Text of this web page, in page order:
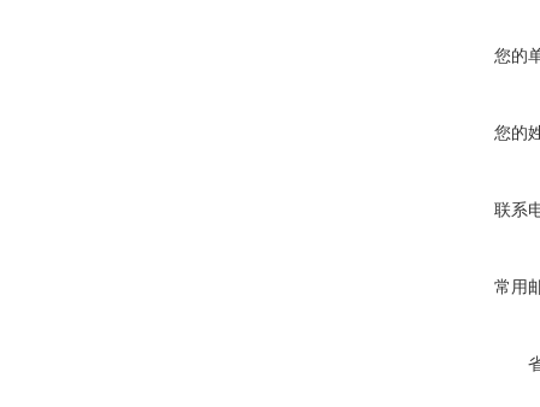
您的
您的
联系
常用